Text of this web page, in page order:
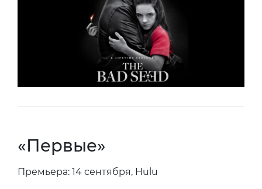
«Первые»
Премьера: 14 сентября, Hulu